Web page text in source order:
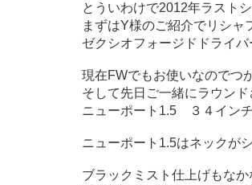
とういわけで2012年ラスト
まずはY様のご紹介でリシャ
ゼクシオフォージドドライ
現在FWでもお使いなのでつ
そして先日ご一緒にラウン
ニューポート1.5 ３４イン
ニューポート1.5はネックが
ブラックミスト仕上げもな